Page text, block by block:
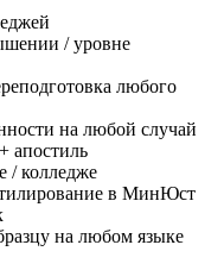
/ уровне
любого
на любой случай
апостиль
/ колледже
в МинЮст
на любом языке